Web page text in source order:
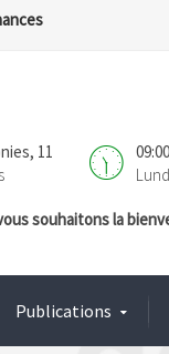
11
souhaitons la
Publications